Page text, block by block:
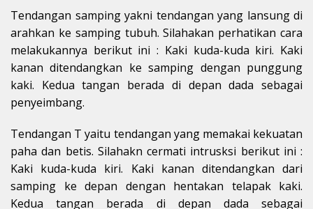
Tendangan samping yakni tendangan yang lansung di
arahkan ke samping tubuh. Silahakan perhatikan cara
melakukannya berikut ini : Kaki kuda-kuda kiri. Kaki
kanan ditendangkan ke samping dengan punggung
kaki. Kedua tangan berada di depan dada sebagai
penyeimbang.
Tendangan T yaitu tendangan yang memakai kekuatan
paha dan betis. Silahakn cermati intrusksi berikut ini :
Kaki kuda-kuda kiri. Kaki kanan ditendangkan dari
samping ke depan dengan hentakan telapak kaki.
Kedua tangan berada di depan dada sebagai